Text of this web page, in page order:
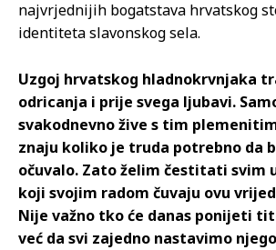
najvrjednijih bogatstava hrvatskog
identiteta slavonskog sela.
Uzgoj hrvatskog hladnokrvnjaka
odricanja i prije svega ljubavi.
svakodnevno žive s tim
znaju koliko je truda potrebno da
očuvalo. Zato želim čestitati svim
koji svojim radom čuvaju ovu
Nije važno tko će danas ponijeti
već da svi zajedno nastavimo